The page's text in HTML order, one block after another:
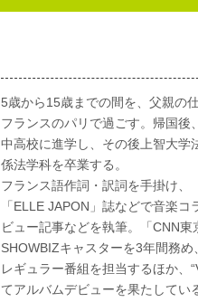
5歳から15歳までの間を、父親の
フランスのパリで過ごす。帰国後
中高校に進学し、その後上智大学
係法学科を卒業する。
フランス語作詞・訳詞を手掛け、
「ELLE JAPON」誌などで音楽コ
ビュー記事などを執筆。「CNN東
SHOWBIZキャスターを3年間務め
レギュラー番組を担当するほか、
てアルバムデビューを果たしてい